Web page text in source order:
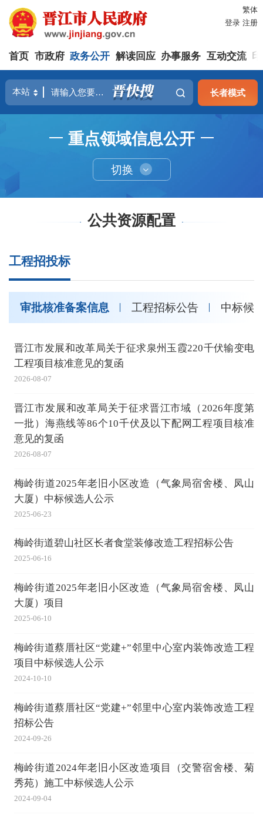
繁体
登录 注册
首页 市政府 政务公开 解读回应 办事服务 互动交流
长者模式
重点领域信息公开
切换
公共资源配置
工程招投标
审批核准备案信息 工程招标公告 中标候
晋江市发展和改革局关于征求泉州玉霞220千伏输变电
工程项目核准意见的复函
2026-08-07
晋江市发展和改革局关于征求晋江市域（2026年度第
一批）海燕线等86个10千伏及以下配网工程项目核准
意见的复函
2026-08-07
梅岭街道2025年老旧小区改造（气象局宿舍楼、凤山
大厦）中标候选人公示
2025-06-23
梅岭街道碧山社区长者食堂装修改造工程招标公告
2025-06-16
梅岭街道2025年老旧小区改造（气象局宿舍楼、凤山
大厦）项目
2025-06-10
梅岭街道蔡厝社区“党建+”邻里中心室内装饰改造工程
项目中标候选人公示
2024-10-10
梅岭街道蔡厝社区“党建+”邻里中心室内装饰改造工程
招标公告
2024-09-26
梅岭街道2024年老旧小区改造项目（交警宿舍楼、菊
秀苑）施工中标候选人公示
2024-09-04